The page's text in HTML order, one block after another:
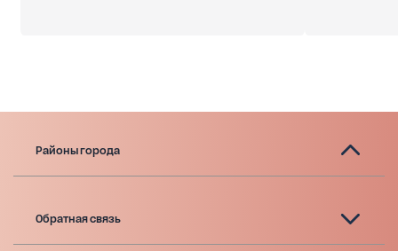
Районы города
Обратная связь